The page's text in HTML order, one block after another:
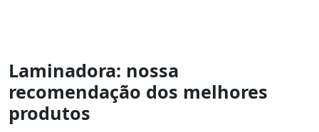
Laminadora: nossa
recomendação dos melhores
produtos